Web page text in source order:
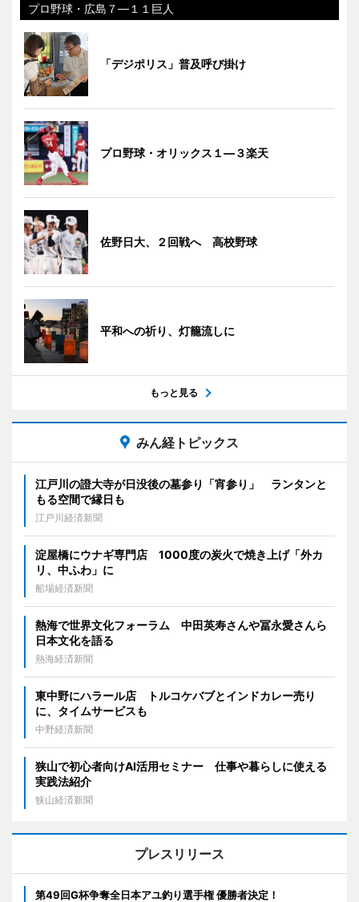
プロ野球・広島７―１１巨人
「デジポリス」普及呼び掛け
プロ野球・オリックス１―３楽天
佐野日大、２回戦へ 高校野球
平和への祈り、灯籠流しに
もっと見る
みん経トピックス
江戸川の證大寺が日没後の墓参り「宵参り」 ランタンと
もる空間で縁日も
江戸川経済新聞
淀屋橋にウナギ専門店 1000度の炭火で焼き上げ「外カ
リ、中ふわ」に
船場経済新聞
熱海で世界文化フォーラム 中田英寿さんや冨永愛さんら
日本文化を語る
熱海経済新聞
東中野にハラール店 トルコケバブとインドカレー売り
に、タイムサービスも
中野経済新聞
狭山で初心者向けAI活用セミナー 仕事や暮らしに使える
実践法紹介
狭山経済新聞
プレスリリース
第49回G杯争奪全日本アユ釣り選手権 優勝者決定！